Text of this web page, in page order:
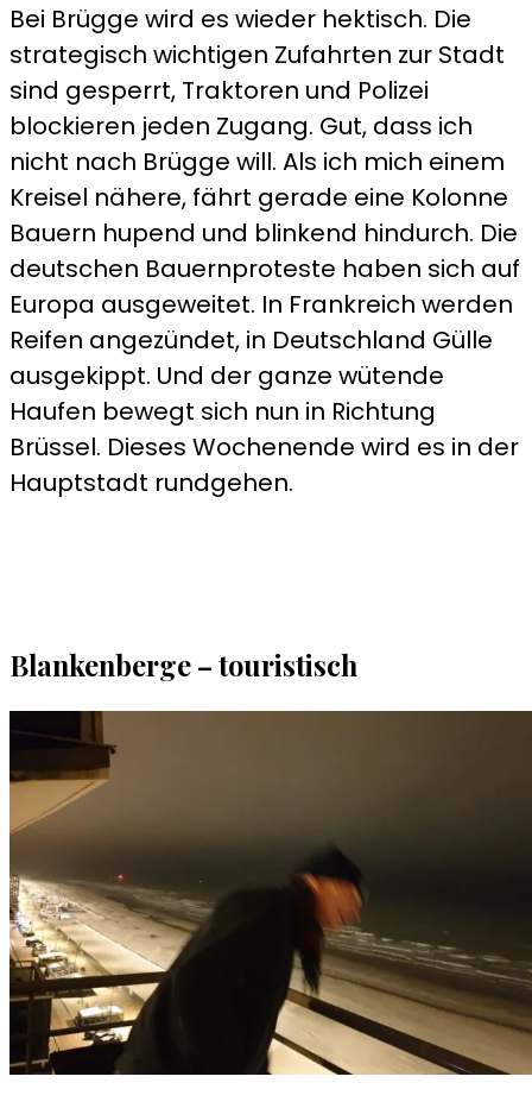
Bei Brügge wird es wieder hektisch. Die
strategisch wichtigen Zufahrten zur Stadt
sind gesperrt, Traktoren und Polizei
blockieren jeden Zugang. Gut, dass ich
nicht nach Brügge will. Als ich mich einem
Kreisel nähere, fährt gerade eine Kolonne
Bauern hupend und blinkend hindurch. Die
deutschen Bauernproteste haben sich auf
Europa ausgeweitet. In Frankreich werden
Reifen angezündet, in Deutschland Gülle
ausgekippt. Und der ganze wütende
Haufen bewegt sich nun in Richtung
Brüssel. Dieses Wochenende wird es in der
Hauptstadt rundgehen.
Blankenberge – touristisch